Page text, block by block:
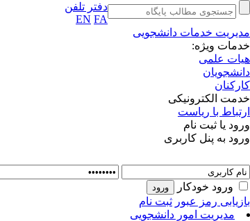
دفتر تلفن
EN FA
مدیریت خدمات دانشجویی
خدمات ویژه:
هیات علمی
دانشجویان
کارکنان
خدمت الکترونیکی
ارتباط با ریاست
ورود یا ثبت نام
ورود به پنل کاربری
ورود خودکار
بازیابی رمز عبور ثبت نام
مدیریت امور دانشجویی